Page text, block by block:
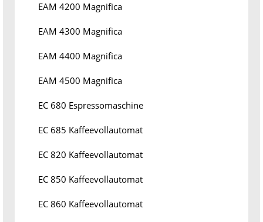
EAM 4200 Magnifica
EAM 4300 Magnifica
EAM 4400 Magnifica
EAM 4500 Magnifica
EC 680 Espressomaschine
EC 685 Kaffeevollautomat
EC 820 Kaffeevollautomat
EC 850 Kaffeevollautomat
EC 860 Kaffeevollautomat